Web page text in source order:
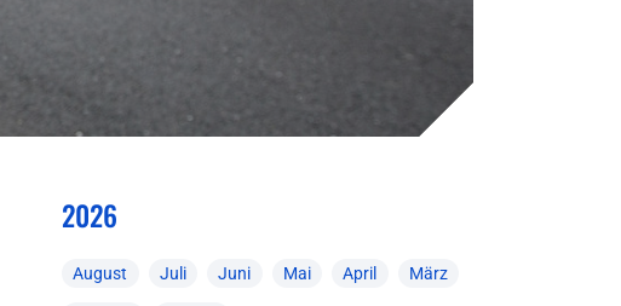
2026
August Juli Juni Mai April März